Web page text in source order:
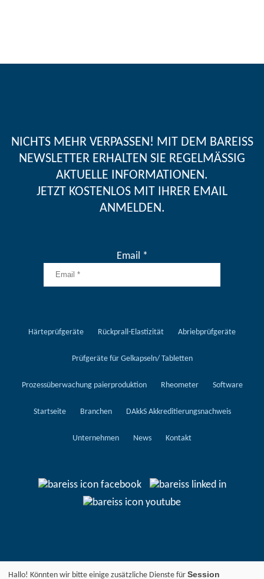
NICHTS MEHR VERPASSEN! MIT DEM BAREISS
NEWSLETTER ERHALTEN SIE REGELMÄSSIG A
KTUELLE INFORMATIONEN.
JETZT KOSTENLOS MIT IHRER EMAIL
ANMELDEN.
Email *
Härteprüfgeräte Rückprall-Elastizität Abriebprüfgeräte
Prüfgeräte für Gelkapseln/ Tabletten
Prozessüberwachung paierproduktion Rheometer Software
Startseite Branchen DAkkS Akkreditierungsnachweis
Unternehmen News Kontakt
Hallo! Könnten wir bitte einige zusätzliche Dienste für Session